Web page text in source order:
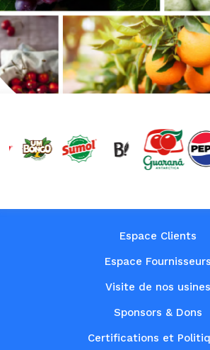
Espace Clients
Espace Fournisseurs
Visite de nos usines
Sponsors & Dons
Certifications et